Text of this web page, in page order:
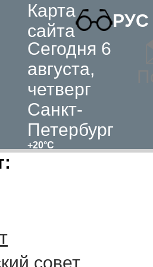
Карта
сайта
РУС
Сегодня 6
августа,
четверг
Санкт-
Петербург
+20°C
совет